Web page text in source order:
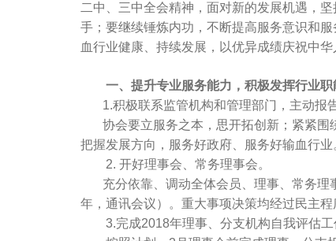
二中、三中全会精神，面对新的发展机遇，
手；要继续锤炼内功，不断提高服务意识和
血行业健康、持续发展，以优异成绩庆祝中华
一、提升专业服务能力，积极发挥行业职
1.积极联系监管机构和管理部门，主动报
协会要立服务之本，思开拓创新；紧紧围
把握发展方向，服务好政府、服务好输血行业
2. 开好理事会、常务理事会。
充分依靠、调动全体会员、理事、常务理
年，通讯会议）。重大事项决策均经过民主程
3.完成2018年理事、分支机构自我评估工